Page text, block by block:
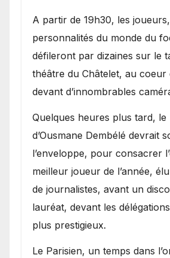
A partir de 19h30, les
personnalités du monde du
défileront par dizaines sur le
théâtre du Châtelet, au coeur
devant d’innombrables
Quelques heures plus tard, le
d’Ousmane Dembélé devrait
l’enveloppe, pour consacrer
meilleur joueur de l’année,
de journalistes, avant un
lauréat, devant les
plus prestigieux.
Le Parisien, un temps dans